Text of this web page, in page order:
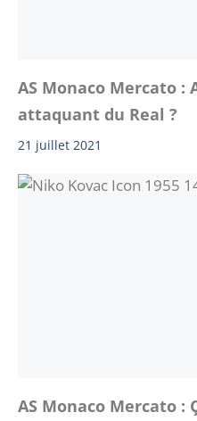
AS Monaco Mercato :
attaquant du Real ?
21 juillet 2021
AS Monaco Mercato :